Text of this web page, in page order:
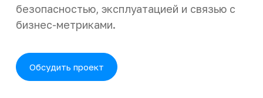
безопасностью, эксплуатацией и связью с
бизнес-метриками.
Обсудить проект